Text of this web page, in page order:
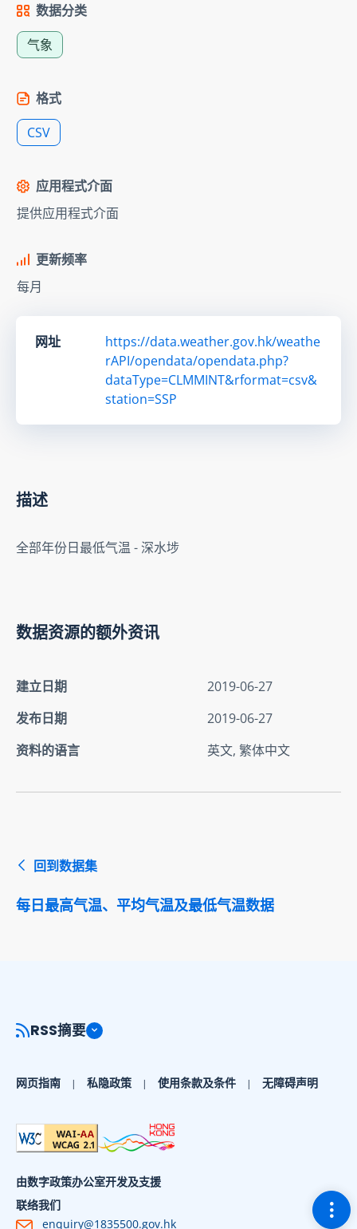
数据分类
气象
格式
CSV
应用程式介面
提供应用程式介面
更新频率
每月
网址
https://data.weather.gov.hk/weathe
rAPI/opendata/opendata.php?
dataType=CLMMINT&rformat=csv&
station=SSP
描述
全部年份日最低气温 - 深水埗
数据资源的额外资讯
建立日期
2019-06-27
发布日期
2019-06-27
资料的语言
英文, 繁体中文
回到数据集
每日最高气温、平均气温及最低气温数据
切
RSS摘要
网页指南 私隐政策 使用条款及条件 无障碍声明
由数字政策办公室开发及支援
联络我们
enquiry@1835500.gov.hk